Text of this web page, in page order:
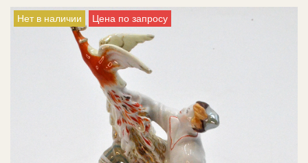
Нет в наличии Цена по запросу